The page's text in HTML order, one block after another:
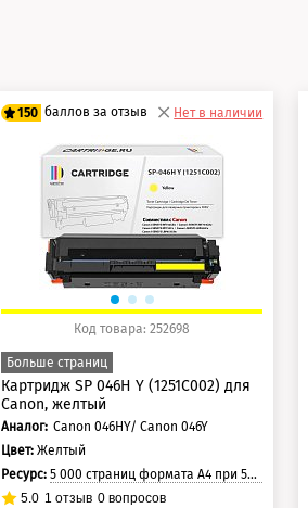
150 баллов за отзыв
125 баллов
150 баллов
Нет в наличии
Код товара: 252698
Больше страниц
Картридж SP 046H Y (1251C002) для
Canon, желтый
Аналог: Canon 046HY/ Canon 046Y
Цвет: Желтый
Ресурс:5 000 страниц формата А4 при 5% заполнении страницы
5.0 1 отзыв 0 вопросов